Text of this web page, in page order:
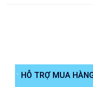
HỖ TRỢ MUA